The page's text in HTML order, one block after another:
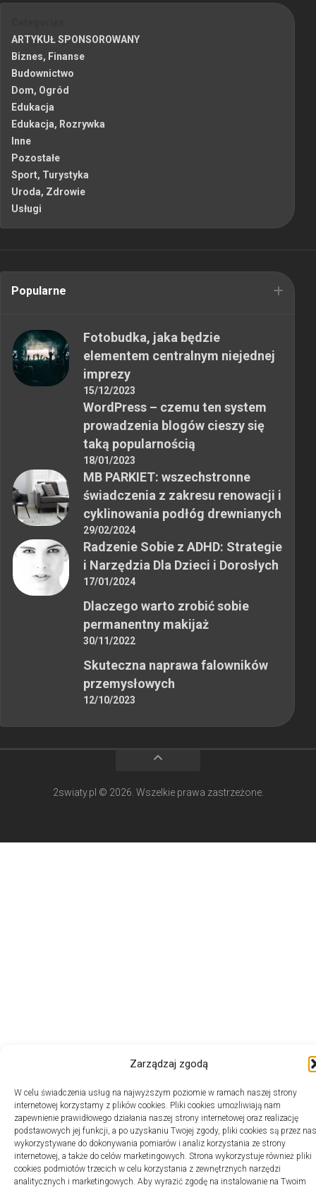
Zarządzaj zgodą
W celu świadczenia usług na najwyższym poziomie w ramach naszej strony
internetowej korzystamy z plików cookies. Pliki cookies umożliwiają nam
zapewnienie prawidłowego działania naszej strony internetowej oraz realizację
podstawowych jej funkcji, a po uzyskaniu Twojej zgody, pliki cookies są przez nas
wykorzystywane do dokonywania pomiarów i analiz korzystania ze strony
internetowej, a także do celów marketingowych. Strona wykorzystuje również pliki
cookies podmiotów trzecich w celu korzystania z zewnętrznych narzędzi
analitycznych i marketingowych. Aby wyrazić zgodę na instalowanie na Twoim
ARTYKUŁ SPONSOROWANY
Biznes, Finanse
Budownictwo
Dom, Ogród
Edukacja
Edukacja, Rozrywka
Inne
Pozostałe
Sport, Turystyka
Uroda, Zdrowie
Usługi
Popularne
Fotobudka, jaka będzie
elementem centralnym niejednej
imprezy
15/12/2023
WordPress – czemu ten system
prowadzenia blogów cieszy się
taką popularnością
18/01/2023
MB PARKIET: wszechstronne
świadczenia z zakresu renowacji i
cyklinowania podłóg drewnianych
29/02/2024
Radzenie Sobie z ADHD: Strategie
i Narzędzia Dla Dzieci i Dorosłych
17/01/2024
Dlaczego warto zrobić sobie
permanentny makijaż
30/11/2022
Skuteczna naprawa falowników
przemysłowych
12/10/2023
2swiaty.pl © 2026. Wszelkie prawa zastrzeżone.